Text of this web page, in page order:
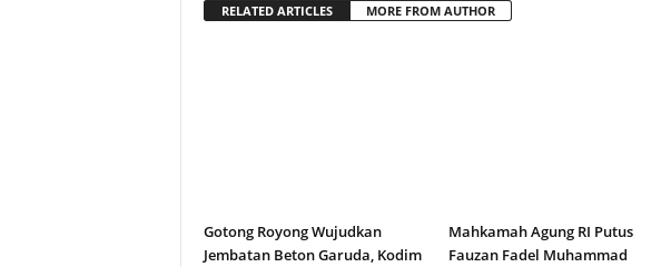
RELATED ARTICLES MORE FROM AUTHOR
Gotong Royong Wujudkan
Jembatan Beton Garuda, Kodim
Mahkamah Agung RI Putus
Fauzan Fadel Muhammad